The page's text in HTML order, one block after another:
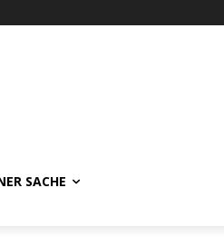
SACHE